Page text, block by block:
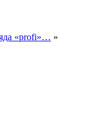
«profi»… »